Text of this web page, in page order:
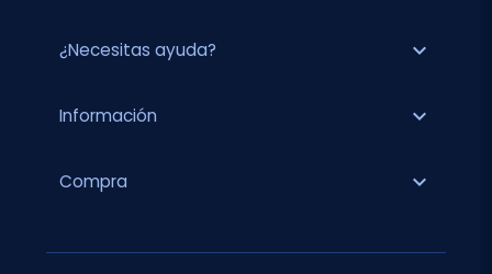
¿Necesitas ayuda? expand_more
Información expand_more
Compra expand_more